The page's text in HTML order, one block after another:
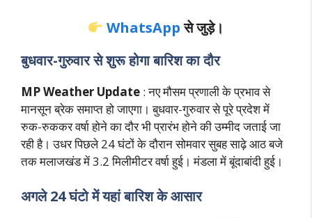
WhatsApp से जुड़े।
बुधवार-गुरुवार से शुरू होगा बारिश का दौर
MP Weather Update : नए मौसम प्रणाली के प्रभाव से
मानसून ब्रेक समाप्त हो जाएगा। बुधवार-गुरुवार से पूरे प्रदेश में
रुक-रुककर वर्षा होने का दौर भी प्रारंभ होने की उम्मीद जताई जा
रही है। उधर पिछले 24 घंटों के दौरान सोमवार सुबह साढ़े आठ बजे
तक मलाजखंड में 3.2 मिलीमीटर वर्षा हुई। मंडला में बूंदाबांदी हुई।
अगले 24 घंटो में यहां बारिश के आसार